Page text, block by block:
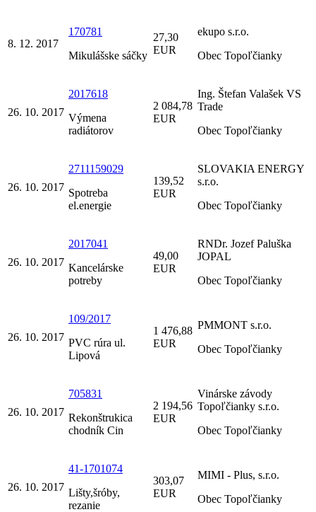
8. 12. 2017
170781
Mikulášske sáčky
27,30
EUR
ekupo s.r.o.
Obec Topoľčianky
26. 10. 2017
2017618
Výmena
radiátorov
2 084,78
EUR
Ing. Štefan Valašek VS
Trade
Obec Topoľčianky
26. 10. 2017
2711159029
Spotreba
el.energie
139,52
EUR
SLOVAKIA ENERGY
s.r.o.
Obec Topoľčianky
26. 10. 2017
2017041
Kancelárske
potreby
49,00
EUR
RNDr. Jozef Paluška
JOPAL
Obec Topoľčianky
26. 10. 2017
109/2017
PVC rúra ul.
Lipová
1 476,88
EUR
PMMONT s.r.o.
Obec Topoľčianky
26. 10. 2017
705831
Rekonštrukica
chodník Cin
2 194,56
EUR
Vinárske závody
Topoľčianky s.r.o.
Obec Topoľčianky
26. 10. 2017
41-1701074
Lišty,šróby,
rezanie
303,07
EUR
MIMI - Plus, s.r.o.
Obec Topoľčianky